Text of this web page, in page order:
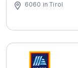
6060 in Tirol